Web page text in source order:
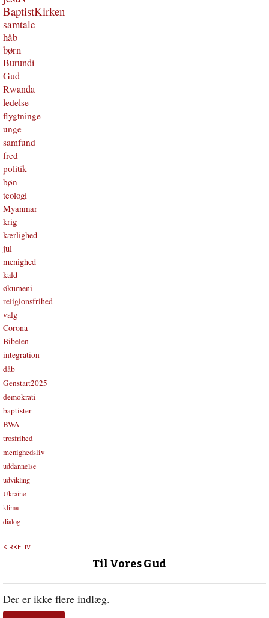
BaptistKirken
samtale
håb
børn
Burundi
Gud
Rwanda
ledelse
flygtninge
unge
samfund
fred
politik
bøn
teologi
Myanmar
krig
kærlighed
jul
menighed
kald
økumeni
religionsfrihed
valg
Corona
Bibelen
integration
dåb
Genstart2025
demokrati
baptister
BWA
trosfrihed
menighedsliv
uddannelse
udvikling
Ukraine
klima
dialog
5.
KIRKELIV
Til Vores Gud
Der er ikke flere indlæg.